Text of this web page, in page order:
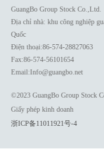
GuangBo Group Stock Co.,Ltd.
Địa chỉ nhà: khu công nghiệp
Quốc
Điện thoại:86-574-28827063
Fax:86-574-56101654
Email:Info@guangbo.net
©2023 GuangBo Group Stock
Giấy phép kinh doanh
浙ICP备11011921号-4